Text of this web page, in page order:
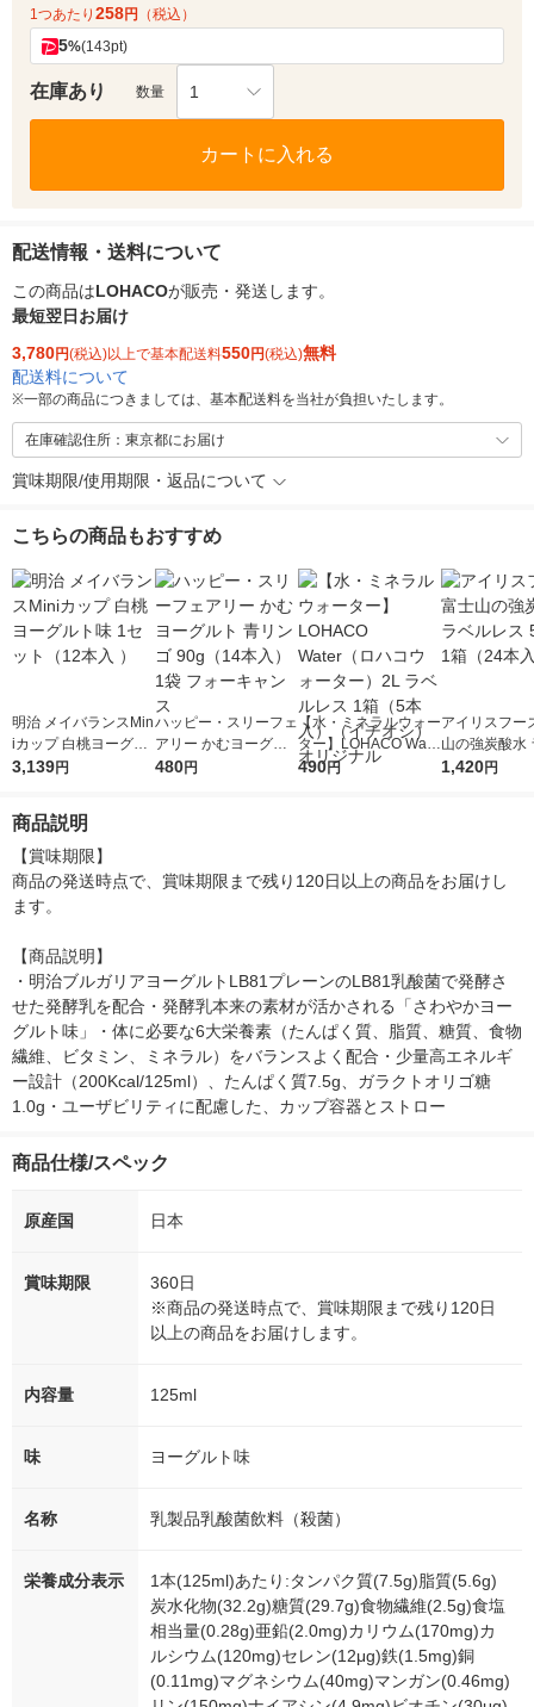
1つあたり 258円 （税込）
5%(143pt)
在庫あり 数量 1
カートに入れる
配送情報・送料について
この商品はLOHACOが販売・発送します。
最短翌日お届け
3,780円(税込)以上で基本配送料550円(税込)無料
配送料について
※一部の商品につきましては、基本配送料を当社が負担いたします。
在庫確認住所：東京都にお届け
賞味期限/使用期限・返品について
こちらの商品もおすすめ
明治 メイバランスMin
iカップ 白桃ヨーグル
ト味 1セット（12本入
3,139円
ハッピー・スリーフェ
アリー かむヨーグル
ト 青リンゴ 90g（14
480円
【水・ミネラルウォー
ター】LOHACO Wate
r（ロハコウォータ
490円
アイリスフー
山の強炭酸水
レス 500ml 1
1,420円
商品説明
【賞味期限】
商品の発送時点で、賞味期限まで残り120日以上の商品をお届けし
ます。
【商品説明】
・明治ブルガリアヨーグルトLB81プレーンのLB81乳酸菌で発酵さ
せた発酵乳を配合・発酵乳本来の素材が活かされる「さわやかヨー
グルト味」・体に必要な6大栄養素（たんぱく質、脂質、糖質、食物
繊維、ビタミン、ミネラル）をバランスよく配合・少量高エネルギ
ー設計（200Kcal/125ml）、たんぱく質7.5g、ガラクトオリゴ糖
1.0g・ユーザビリティに配慮した、カップ容器とストロー
商品仕様/スペック
原産国 日本
賞味期限
360日
※商品の発送時点で、賞味期限まで残り120日
以上の商品をお届けします。
内容量 125ml
味 ヨーグルト味
名称 乳製品乳酸菌飲料（殺菌）
栄養成分表示
1本(125ml)あたり:タンパク質(7.5g)脂質(5.6g)
炭水化物(32.2g)糖質(29.7g)食物繊維(2.5g)食塩
相当量(0.28g)亜鉛(2.0mg)カリウム(170mg)カ
ルシウム(120mg)セレン(12μg)鉄(1.5mg)銅
(0.11mg)マグネシウム(40mg)マンガン(0.46mg)